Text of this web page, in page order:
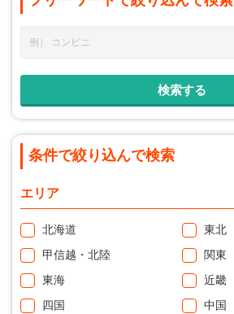
条件で絞り込んで検索
エリア
北海道
東北
甲信越・北陸
関東
東海
近畿
四国
中国